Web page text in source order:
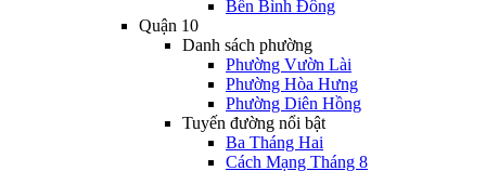
Bến Bình Đông
Quận 10
Danh sách phường
Phường Vườn Lài
Phường Hòa Hưng
Phường Diên Hồng
Tuyến đường nổi bật
Ba Tháng Hai
Cách Mạng Tháng 8